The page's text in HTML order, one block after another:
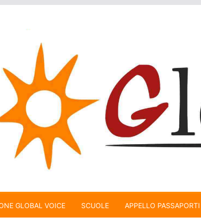
GLOBAL VOICE SCUOLE APPELLO PASSAPORTI